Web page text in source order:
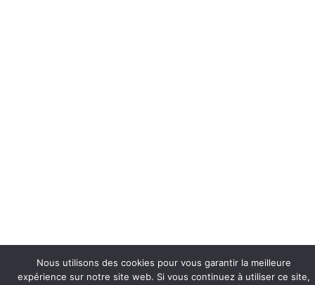
Nous utilisons des cookies pour vous garantir la meilleure
expérience sur notre site web. Si vous continuez à utiliser ce site,